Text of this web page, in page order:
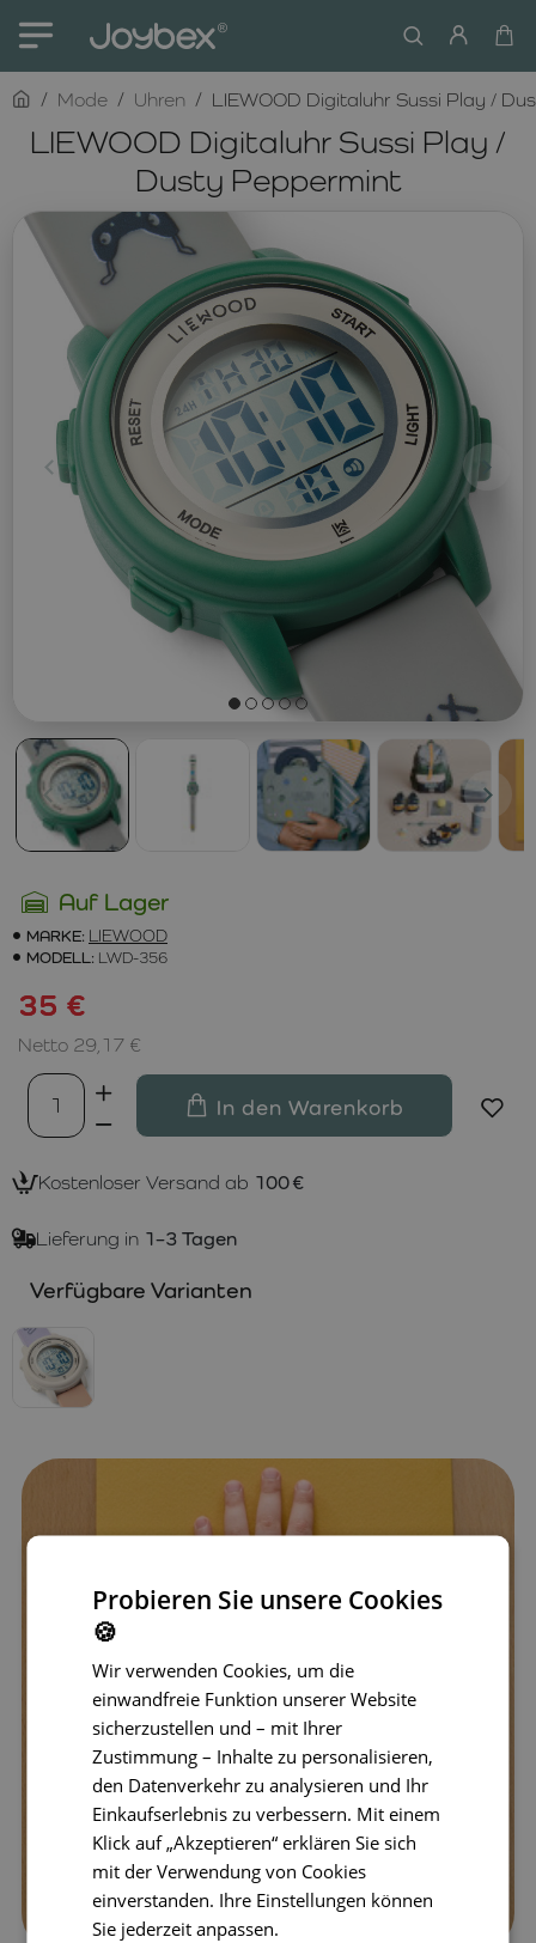
LIEWOOD Digitaluhr Sussi Play /
Dusty Peppermint
homeMode Uhren LIEWOOD Digitaluhr Sussi Play /
Auf Lager
MARKE: LIEWOOD
MODELL: LWD-356
35 €
Netto 29,17 €
In den Warenkorb
Kostenloser Versand ab 100 €
Lieferung in 1–3 Tagen
Verfügbare Varianten
Probieren Sie unsere Cookies
🍪
Wir verwenden Cookies, um die
einwandfreie Funktion unserer Website
sicherzustellen und – mit Ihrer
Zustimmung – Inhalte zu personalisieren,
den Datenverkehr zu analysieren und Ihr
Einkaufserlebnis zu verbessern. Mit einem
Klick auf „Akzeptieren“ erklären Sie sich
mit der Verwendung von Cookies
einverstanden. Ihre Einstellungen können
Sie jederzeit anpassen.